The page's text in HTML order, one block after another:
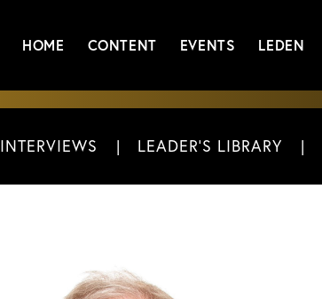
HOME CONTENT EVENTS LEDEN
INTERVIEWS LEADER'S LIBRARY